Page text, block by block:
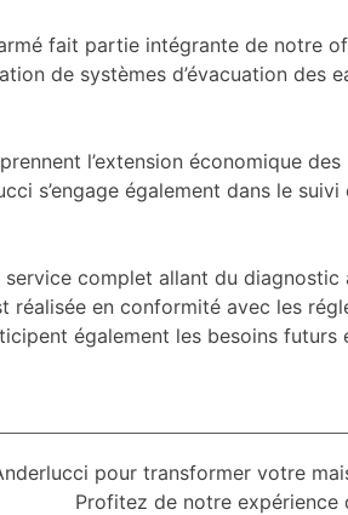
fait partie intégrante de notre
de systèmes d’évacuation
l’extension économique
s’engage également dans le
service complet allant du
réalisée en conformité avec les
également les besoins futurs
pour transformer votre
Profitez de notre expérience